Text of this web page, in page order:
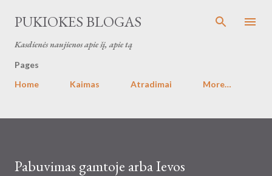
Skip to main content
PUKIOKES BLOGAS
Kasdienės naujienos apie šį, apie tą
Pages
Home
Kaimas Atradimai More…
Pabuvimas gamtoje arba Ievos